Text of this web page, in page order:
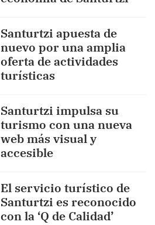
Santurtzi apuesta de
nuevo por una amplia
oferta de actividades
turísticas
Santurtzi impulsa su
turismo con una nueva
web más visual y
accesible
El servicio turístico de
Santurtzi es reconocido
con la ‘Q de Calidad’